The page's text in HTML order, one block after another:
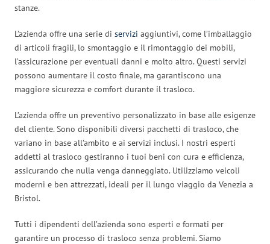
stanze.
L’azienda offre una serie di servizi aggiuntivi, come l’imballaggio
di articoli fragili, lo smontaggio e il rimontaggio dei mobili,
l’assicurazione per eventuali danni e molto altro. Questi servizi
possono aumentare il costo finale, ma garantiscono una
maggiore sicurezza e comfort durante il trasloco.
L’azienda offre un preventivo personalizzato in base alle esigenze
del cliente. Sono disponibili diversi pacchetti di trasloco, che
variano in base all’ambito e ai servizi inclusi. I nostri esperti
addetti al trasloco gestiranno i tuoi beni con cura e efficienza,
assicurando che nulla venga danneggiato. Utilizziamo veicoli
moderni e ben attrezzati, ideali per il lungo viaggio da Venezia a
Bristol.
Tutti i dipendenti dell’azienda sono esperti e formati per
garantire un processo di trasloco senza problemi. Siamo